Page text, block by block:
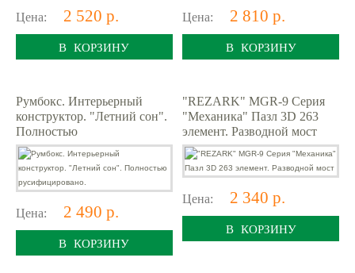
Цена: 2 520 р.
В КОРЗИНУ
Цена: 2 810 р.
В КОРЗИНУ
Румбокс. Интерьерный
конструктор. "Летний сон".
Полностью
русифицировано.
Цена: 2 490 р.
В КОРЗИНУ
"REZARK" MGR-9 Серия
"Механика" Пазл 3D 263
элемент. Разводной мост
Цена: 2 340 р.
В КОРЗИНУ